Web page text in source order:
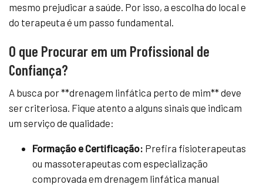
mesmo prejudicar a saúde. Por isso, a escolha do local e
do terapeuta é um passo fundamental.
O que Procurar em um Profissional de
Confiança?
A busca por **drenagem linfática perto de mim** deve
ser criteriosa. Fique atento a alguns sinais que indicam
um serviço de qualidade:
Formação e Certificação: Prefira fisioterapeutas
ou massoterapeutas com especialização
comprovada em drenagem linfática manual